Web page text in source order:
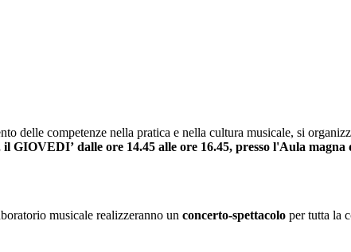
delle competenze nella pratica e nella cultura musicale, si
il GIOVEDI’ dalle ore 14.45 alle ore 16.45, presso l'Aula
musicale realizzeranno un concerto-spettacolo per tutta la